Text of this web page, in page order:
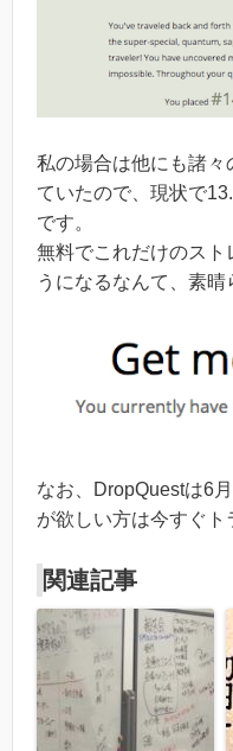
私の場合は他にも諸々
ていたので、現状で
です。
無料でこれだけのスト
うになるなんて、素晴
なお、DropQuestは6
が欲しい方は今すぐト
関連記事